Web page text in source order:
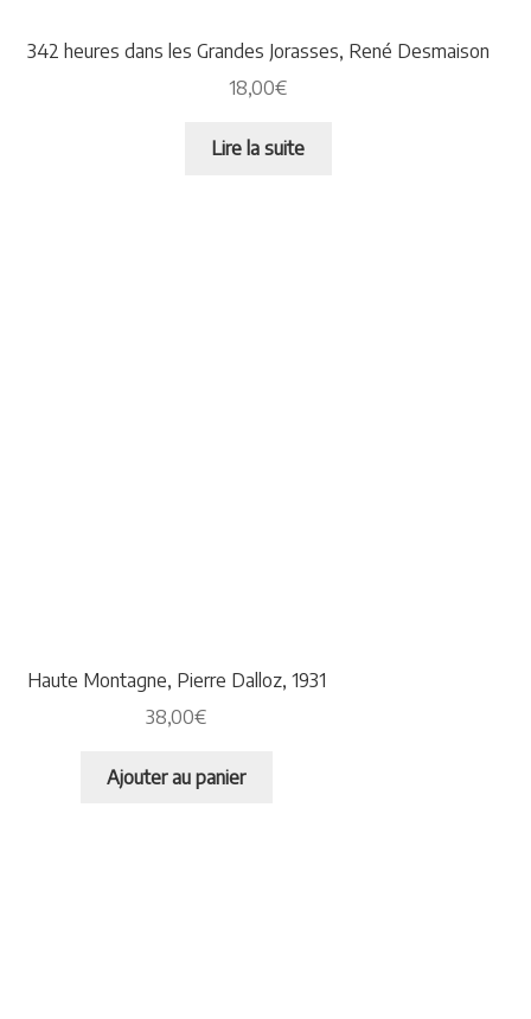
342 heures dans les Grandes Jorasses, René Desmaison
18,00€
Lire la suite
Haute Montagne, Pierre Dalloz, 1931
38,00€
Ajouter au panier